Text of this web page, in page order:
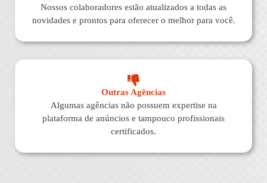
Nossos colaboradores estão atualizados a todas as
novidades e prontos para oferecer o melhor para você.
Outras Agências
Algumas agências não possuem expertise na
plataforma de anúncios e tampouco profissionais
certificados.